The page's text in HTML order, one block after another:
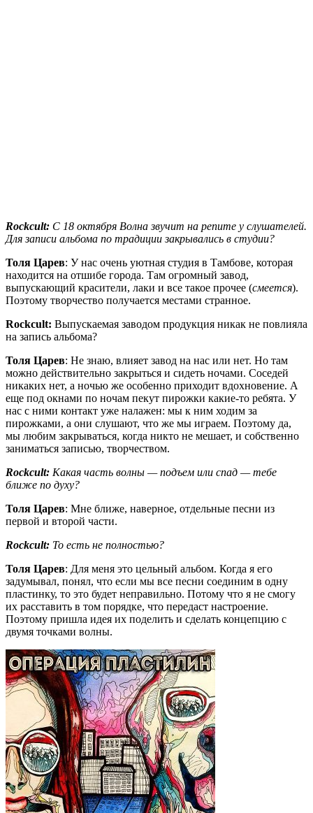
Rockcult: С 18 октября Волназвучит на репите у слушателей.
Для записи альбома по традиции закрывались в студии?
Толя Царев: У нас очень уютная студия в Тамбове, которая
находится на отшибе города. Там огромный завод,
выпускающий красители, лаки и все такое прочее (смеется).
Поэтому творчество получается местами странное.
Rockcult: Выпускаемая заводом продукция никак не повлияла
на запись альбома?
Толя Царев: Не знаю, влияет завод на нас или нет. Но там
можно действительно закрыться и сидеть ночами. Соседей
никаких нет, а ночью же особенно приходит вдохновение. А
еще под окнами по ночам пекут пирожки какие-то ребята. У
нас с ними контакт уже налажен: мы к ним ходим за
пирожками, а они слушают, что же мы играем. Поэтому да,
мы любим закрываться, когда никто не мешает, и собственно
заниматься записью, творчеством.
Rockcult: Какая часть волны — подъем или спад — тебе
ближе по духу?
Толя Царев: Мне ближе, наверное, отдельные песни из
первой и второй части.
Rockcult: То есть не полностью?
Толя Царев: Для меня это цельный альбом. Когда я его
задумывал, понял, что если мы все песни соединим в одну
пластинку, то это будет неправильно. Потому что я не смогу
их расставить в том порядке, что передаст настроение.
Поэтому пришла идея их поделить и сделать концепцию с
двумя точками волны.